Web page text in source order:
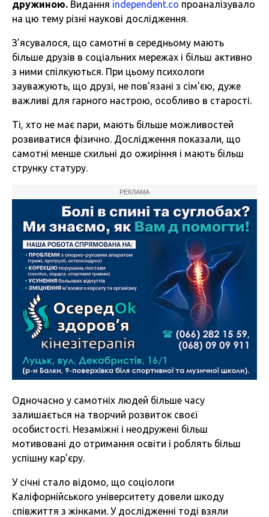
дружиною. Видання independent.co проаналізувало
на цю тему різні наукові дослідження.
З'ясувалося, що самотні в середньому мають
більше друзів в соціальних мережах і більш активно
з ними спілкуються. При цьому психологи
зауважують, що друзі, не пов'язані з сім'єю, дуже
важливі для гарного настрою, особливо в старості.
Ті, хто не має пари, мають більше можливостей
розвиватися фізично. Дослідження показали, що
самотні менше схильні до ожиріння і мають більш
струнку статуру.
РЕКЛАМА
Одночасно у самотніх людей більше часу
залишається на творчий розвиток своєї
особистості. Незаміжні і неодружені більш
мотивовані до отримання освіти і роблять більш
успішну кар'єру.
У січні стало відомо, що соціологи
Каліфорнійського університету довели шкоду
співжиття з жінками. У дослідженні тоді взяли